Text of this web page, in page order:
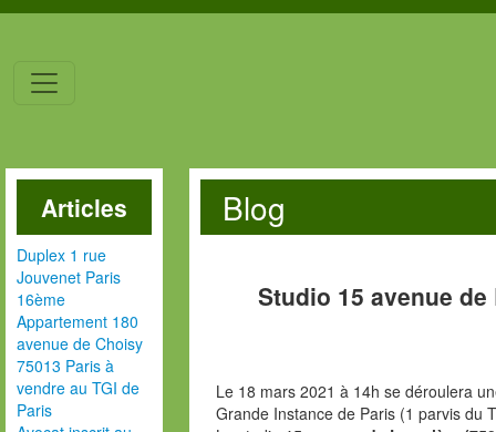
Articles
Duplex 1 rue
Jouvenet Paris
16ème
Appartement 180
avenue de Choisy
75013 Paris à
vendre au TGI de
Paris
Blog
Studio 15 avenue
Le 18 mars 2021 à 14h se déroulera
Grande Instance de Paris (1 parvis du